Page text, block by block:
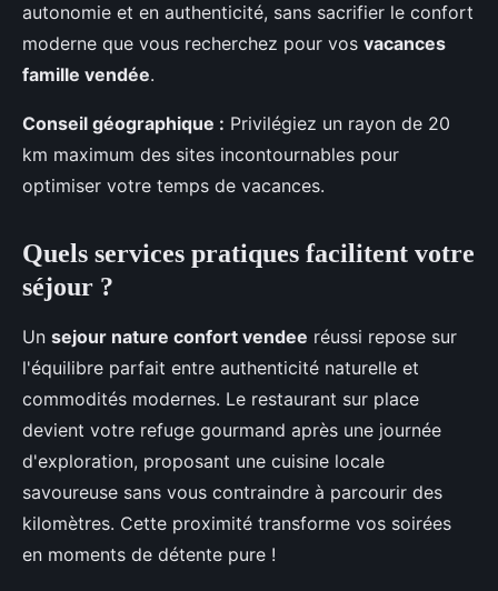
autonomie et en authenticité, sans sacrifier le confort
moderne que vous recherchez pour vos vacances
famille vendée.
Conseil géographique : Privilégiez un rayon de 20
km maximum des sites incontournables pour
optimiser votre temps de vacances.
Quels services pratiques facilitent votre
séjour ?
Un sejour nature confort vendee réussi repose sur
l'équilibre parfait entre authenticité naturelle et
commodités modernes. Le restaurant sur place
devient votre refuge gourmand après une journée
d'exploration, proposant une cuisine locale
savoureuse sans vous contraindre à parcourir des
kilomètres. Cette proximité transforme vos soirées
en moments de détente pure !